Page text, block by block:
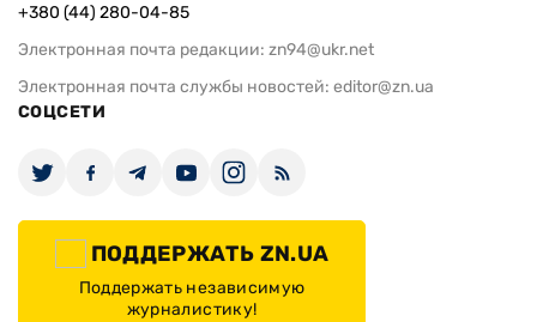
+380 (44) 280-04-85
Электронная почта редакции: zn94@ukr.net
Электронная почта службы новостей: editor@zn.ua
СОЦСЕТИ
ПОДДЕРЖАТЬ ZN.UA
Поддержать независимую
журналистику!